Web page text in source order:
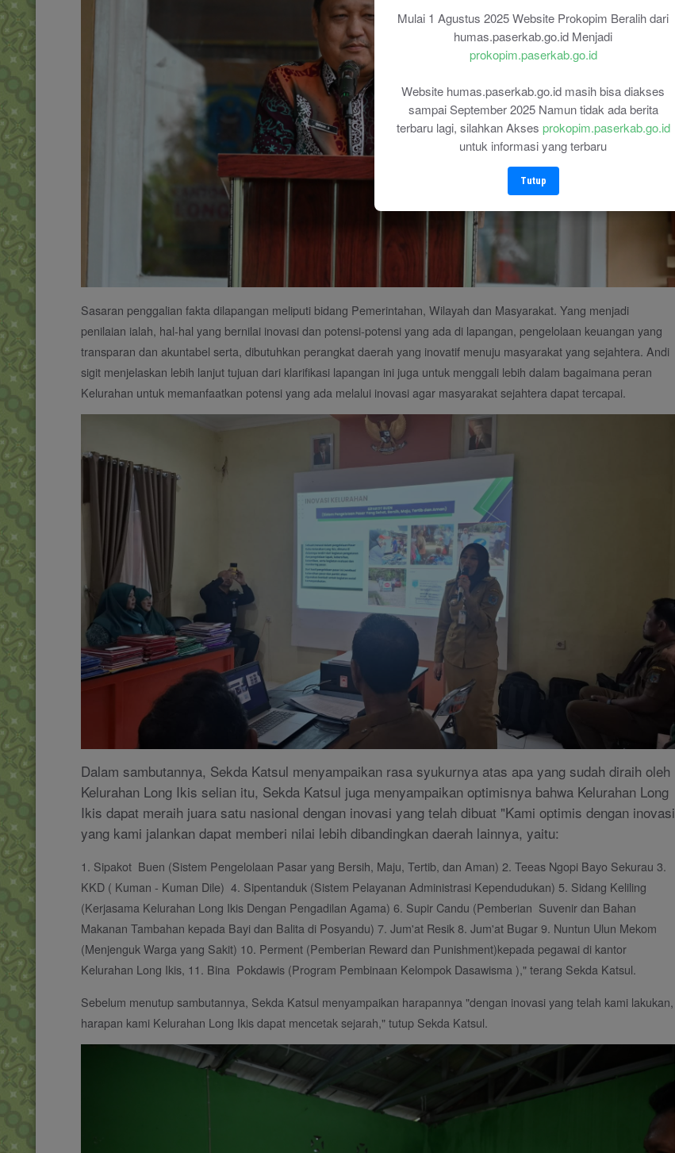
Mulai 1 Agustus 2025 Website Prokopim Beralih dari
humas.paserkab.go.id Menjadi
prokopim.paserkab.go.id
Website humas.paserkab.go.id masih bisa diakses
sampai September 2025 Namun tidak ada berita
terbaru lagi, silahkan Akses prokopim.paserkab.go.id
untuk informasi yang terbaru
Tutup
Sasaran penggalian fakta dilapangan meliputi bidang Pemerintahan, Wilayah dan Masyarakat. Yang menjadi
penilaian ialah, hal-hal yang bernilai inovasi dan potensi-potensi yang ada di lapangan, pengelolaan keuangan yang
transparan dan akuntabel serta, dibutuhkan perangkat daerah yang inovatif menuju masyarakat yang sejahtera. Andi
sigit menjelaskan lebih lanjut tujuan dari klarifikasi lapangan ini juga untuk menggali lebih dalam bagaimana peran
Kelurahan untuk memanfaatkan potensi yang ada melalui inovasi agar masyarakat sejahtera dapat tercapai.
Dalam sambutannya, Sekda Katsul menyampaikan rasa syukurnya atas apa yang sudah diraih oleh
Kelurahan Long Ikis selian itu, Sekda Katsul juga menyampaikan optimisnya bahwa Kelurahan Long
Ikis dapat meraih juara satu nasional dengan inovasi yang telah dibuat "Kami optimis dengan inovasi
yang kami jalankan dapat memberi nilai lebih dibandingkan daerah lainnya, yaitu:
1. Sipakot Buen (Sistem Pengelolaan Pasar yang Bersih, Maju, Tertib, dan Aman) 2. Teeas Ngopi Bayo Sekurau 3.
KKD ( Kuman - Kuman Dile) 4. Sipentanduk (Sistem Pelayanan Administrasi Kependudukan) 5. Sidang Keliling
(Kerjasama Kelurahan Long Ikis Dengan Pengadilan Agama) 6. Supir Candu (Pemberian Suvenir dan Bahan
Makanan Tambahan kepada Bayi dan Balita di Posyandu) 7. Jum'at Resik 8. Jum'at Bugar 9. Nuntun Ulun Mekom
(Menjenguk Warga yang Sakit) 10. Perment (Pemberian Reward dan Punishment)kepada pegawai di kantor
Kelurahan Long Ikis, 11. Bina Pokdawis (Program Pembinaan Kelompok Dasawisma )," terang Sekda Katsul.
Sebelum menutup sambutannya, Sekda Katsul menyampaikan harapannya "dengan inovasi yang telah kami lakukan,
harapan kami Kelurahan Long Ikis dapat mencetak sejarah," tutup Sekda Katsul.